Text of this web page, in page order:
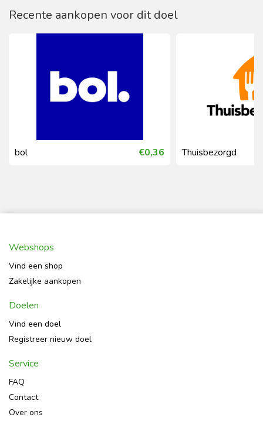
Recente aankopen voor dit doel
bol €0,36 Thuisbezorgd
Webshops
Vind een shop
Zakelijke aankopen
Doelen
Vind een doel
Registreer nieuw doel
Service
FAQ
Contact
Over ons